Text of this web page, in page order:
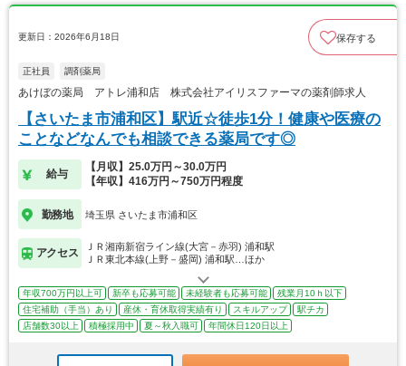
更新日：2026年6月18日 保存する
正社員 調剤薬局
あけぼの薬局 アトレ浦和店 株式会社アイリスファーマの薬剤師求人
【さいたま市浦和区】駅近☆徒歩1分！健康や医療の
ことなどなんでも相談できる薬局です◎
給与
【月収】25.0万円～30.0万円
【年収】416万円～750万円程度
勤務地 埼玉県 さいたま市浦和区
アクセス
ＪＲ湘南新宿ライン線(大宮－赤羽) 浦和駅
ＪＲ東北本線(上野－盛岡) 浦和駅…ほか
年収700万円以上可 新卒も応募可能 未経験者も応募可能
残業月10ｈ以下
住宅補助（手当）あり
産休・育休取得実績有り スキルアップ
駅チカ
店舗数30以上
積極採用中 夏～秋入職可 年間休日120日以上